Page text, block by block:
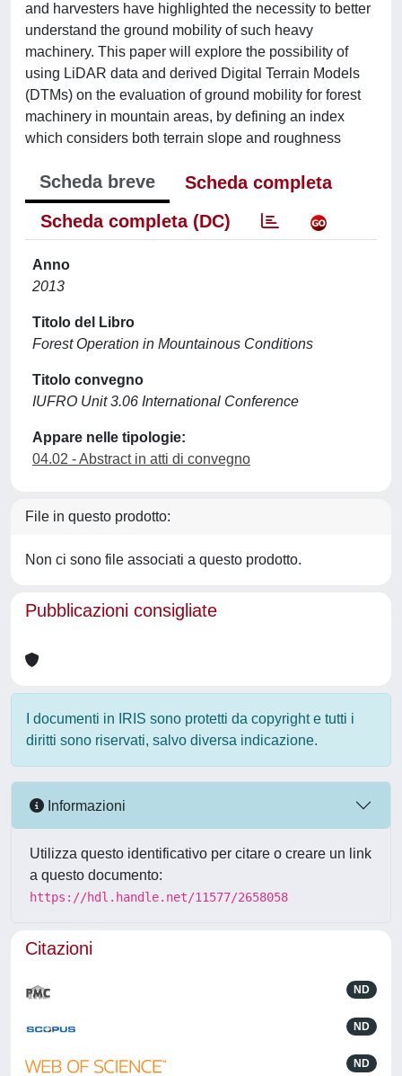
and harvesters have highlighted the necessity to better
understand the ground mobility of such heavy
machinery. This paper will explore the possibility of
using LiDAR data and derived Digital Terrain Models
(DTMs) on the evaluation of ground mobility for forest
machinery in mountain areas, by defining an index
which considers both terrain slope and roughness
Scheda breve
Scheda completa
Scheda completa (DC)
Anno
2013
Titolo del Libro
Forest Operation in Mountainous Conditions
Titolo convegno
IUFRO Unit 3.06 International Conference
Appare nelle tipologie:
04.02 - Abstract in atti di convegno
File in questo prodotto:
Non ci sono file associati a questo prodotto.
Pubblicazioni consigliate
I documenti in IRIS sono protetti da copyright e tutti i
diritti sono riservati, salvo diversa indicazione.
Informazioni
Utilizza questo identificativo per citare o creare un link
a questo documento:
https://hdl.handle.net/11577/2658058
Citazioni
ND
ND
ND